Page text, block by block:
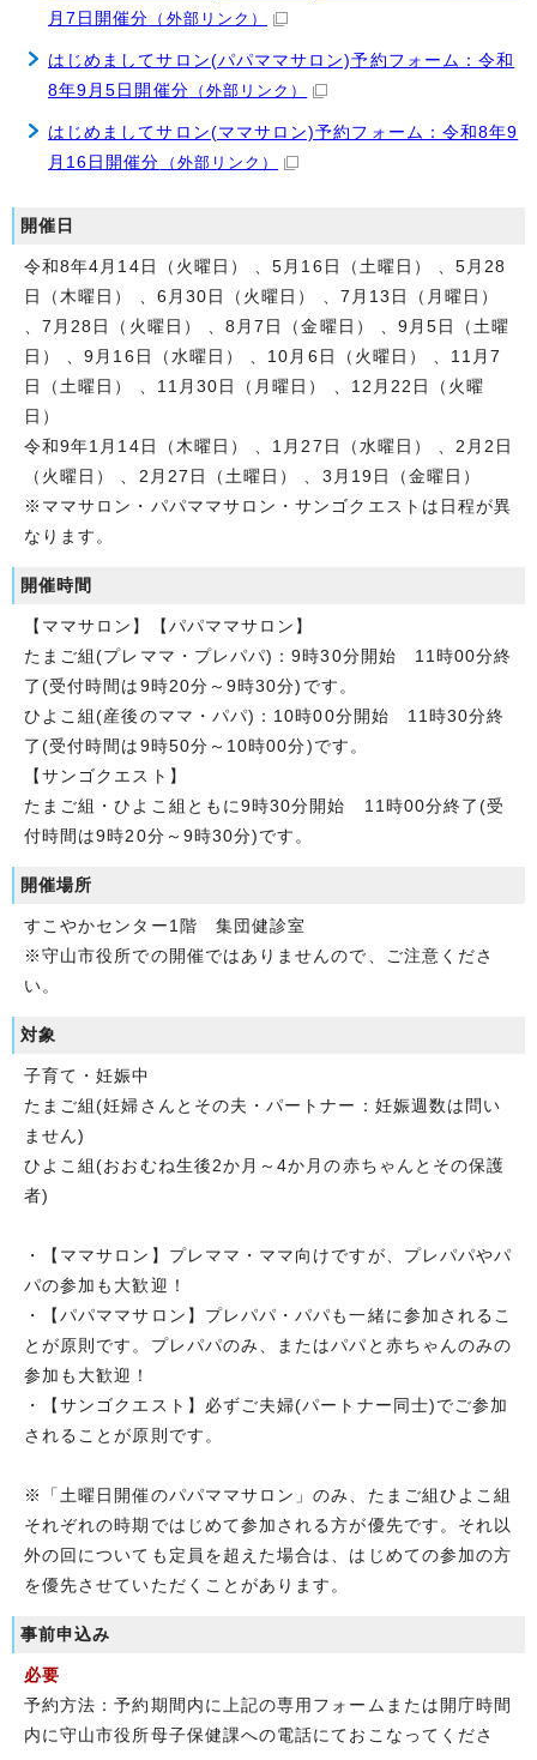
月7日開催分 （外部リンク）
はじめましてサロン(パパママサロン)予約フォーム：令和
8年9月5日開催分 （外部リンク）
はじめましてサロン(ママサロン)予約フォーム：令和8年9
月16日開催分
（外部リンク）
開催日
令和8年4月14日（火曜日） 、5月16日（土曜日） 、5月28
日（木曜日） 、6月30日（火曜日） 、7月13日（月曜日）
、7月28日（火曜日） 、8月7日（金曜日） 、9月5日（土曜
日） 、9月16日（水曜日） 、10月6日（火曜日） 、11月7
日（土曜日） 、11月30日（月曜日） 、12月22日（火曜
日）
令和9年1月14日（木曜日） 、1月27日（水曜日） 、2月2日
（火曜日） 、2月27日（土曜日） 、3月19日（金曜日）
※ママサロン・パパママサロン・サンゴクエストは日程が異
なります。
開催時間
【ママサロン】【パパママサロン】
たまご組(プレママ・プレパパ)：9時30分開始 11時00分終
了(受付時間は9時20分～9時30分)です。
ひよこ組(産後のママ・パパ)：10時00分開始 11時30分終
了(受付時間は9時50分～10時00分)です。
【サンゴクエスト】
たまご組・ひよこ組ともに9時30分開始 11時00分終了(受
付時間は9時20分～9時30分)です。
開催場所
すこやかセンター1階 集団健診室
※守山市役所での開催ではありませんので、ご注意くださ
い。
対象
子育て・妊娠中
たまご組(妊婦さんとその夫・パートナー：妊娠週数は問い
ません)
ひよこ組(おおむね生後2か月～4か月の赤ちゃんとその保護
者)
・【ママサロン】プレママ・ママ向けですが、プレパパやパ
パの参加も大歓迎！
・【パパママサロン】プレパパ・パパも一緒に参加されるこ
とが原則です。プレパパのみ、またはパパと赤ちゃんのみの
参加も大歓迎！
・【サンゴクエスト】必ずご夫婦(パートナー同士)でご参加
されることが原則です。
※「土曜日開催のパパママサロン」のみ、たまご組ひよこ組
それぞれの時期ではじめて参加される方が優先です。それ以
外の回についても定員を超えた場合は、はじめての参加の方
を優先させていただくことがあります。
事前申込み
必要
予約方法：予約期間内に上記の専用フォームまたは開庁時間
内に守山市役所母子保健課への電話にておこなってくださ